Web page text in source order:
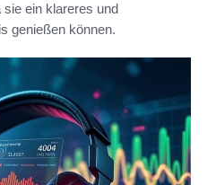
sie ein klareres und
genießen können.